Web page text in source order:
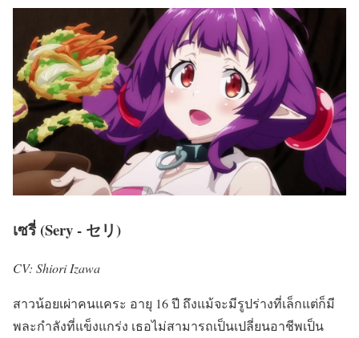
เซรี่ (Sery - セリ)
CV: Shiori Izawa
สาวน้อยเผ่าคนแคระ อายุ 16 ปี ถึงแม้จะมีรูปร่างที่เล็กแต่ก็มี
พละกำลังที่แข็งแกร่ง เธอไม่สามารถเป็นเปลี่ยนอาชีพเป็น